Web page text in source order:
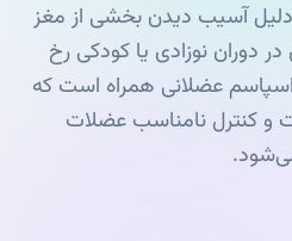
آسیب دیدن بخشی از مغز
دوران نوزادی یا کودکی رخ
عضلانی همراه است که
کنترل نامناسب عضلات